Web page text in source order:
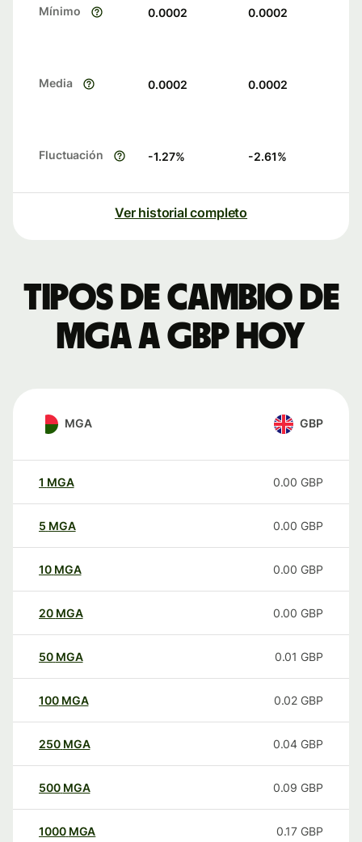
Mínimo 0.0002 0.0002
Media 0.0002 0.0002
Fluctuación -1.27% -2.61%
Ver historial completo
Tipos de cambio de
MGA a GBP hoy
MGA GBP
1 MGA 0.00 GBP
5 MGA 0.00 GBP
10 MGA 0.00 GBP
20 MGA 0.00 GBP
50 MGA 0.01 GBP
100 MGA 0.02 GBP
250 MGA 0.04 GBP
500 MGA 0.09 GBP
1000 MGA 0.17 GBP